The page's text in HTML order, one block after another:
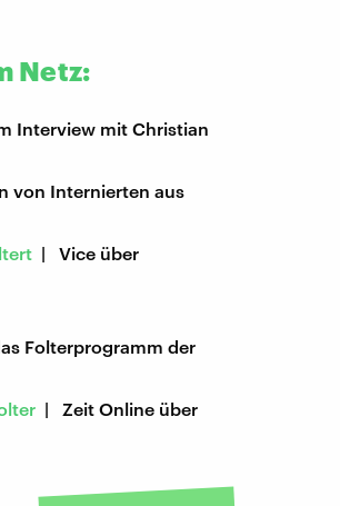
Netz:
Interview mit Christian
von Internierten aus
| Vice über
Folterprogramm der
| Zeit Online über